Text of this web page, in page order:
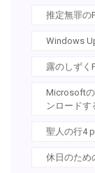
推定無罪の
Windows
露のしずく
Microsoftの
ンロードす
聖人の行4
休日のため